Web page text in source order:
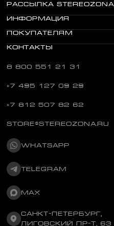
РАССЫЛКА STEREOZONA
ИНФОРМАЦИЯ
ПОКУПАТЕЛЯМ
КОНТАКТЫ
8 800 551 21 31
+7 495 127 09 29
+7 812 507 82 62
STORE@STEREOZONA.RU
WHATSAPP
TELEGRAM
MAX
САНКТ-ПЕТЕРБУРГ,
ЛИГОВСКИЙ ПР-Т, 63